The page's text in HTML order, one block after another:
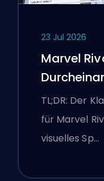
23 Jul 2026
Marvel
vom 16. Juli
TL;DR: Der
für Marvel
visuelles Sp…